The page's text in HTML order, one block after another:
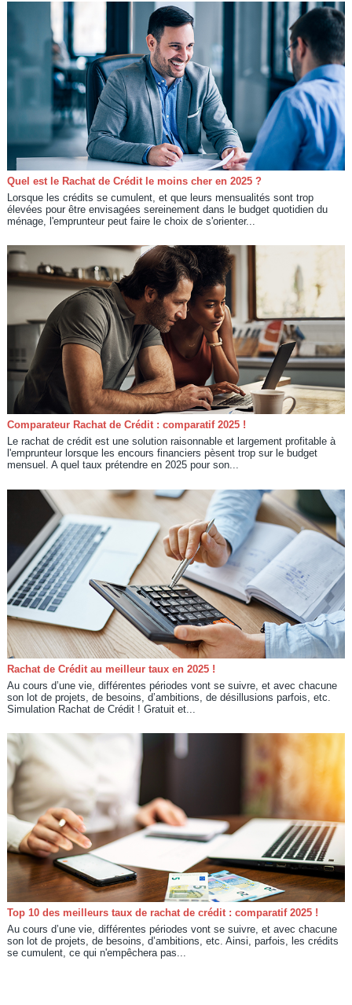
Quel est le Rachat de Crédit le moins cher en 2025 ?
Lorsque les crédits se cumulent, et que leurs mensualités sont trop
élevées pour être envisagées sereinement dans le budget quotidien du
ménage, l'emprunteur peut faire le choix de s'orienter...
Comparateur Rachat de Crédit : comparatif 2025 !
Le rachat de crédit est une solution raisonnable et largement profitable à
l'emprunteur lorsque les encours financiers pèsent trop sur le budget
mensuel. A quel taux prétendre en 2025 pour son...
Rachat de Crédit au meilleur taux en 2025 !
Au cours d’une vie, différentes périodes vont se suivre, et avec chacune
son lot de projets, de besoins, d’ambitions, de désillusions parfois, etc.
Simulation Rachat de Crédit ! Gratuit et...
Top 10 des meilleurs taux de rachat de crédit : comparatif 2025 !
Au cours d’une vie, différentes périodes vont se suivre, et avec chacune
son lot de projets, de besoins, d’ambitions, etc. Ainsi, parfois, les crédits
se cumulent, ce qui n'empêchera pas...